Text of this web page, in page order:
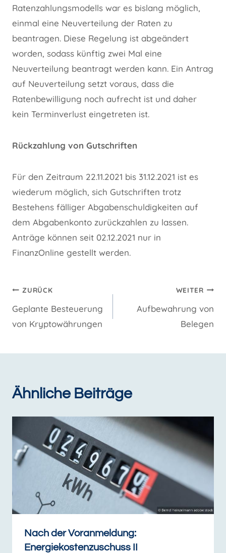
Ratenzahlungsmodells war es bislang möglich,
einmal eine Neuverteilung der Raten zu
beantragen. Diese Regelung ist abgeändert
worden, sodass künftig zwei Mal eine
Neuverteilung beantragt werden kann. Ein Antrag
auf Neuverteilung setzt voraus, dass die
Ratenbewilligung noch aufrecht ist und daher
kein Terminverlust eingetreten ist.
Rückzahlung von Gutschriften
Für den Zeitraum 22.11.2021 bis 31.12.2021 ist es
wiederum möglich, sich Gutschriften trotz
Bestehens fälliger Abgabenschuldigkeiten auf
dem Abgabenkonto zurückzahlen zu lassen.
Anträge können seit 02.12.2021 nur in
FinanzOnline gestellt werden.
Beitragsnavigation
ZURÜCK
Geplante Besteuerung
von Kryptowährungen
WEITER
Aufbewahrung von
Belegen
Ähnliche Beiträge
Nach der Voranmeldung:
Energiekostenzuschuss II